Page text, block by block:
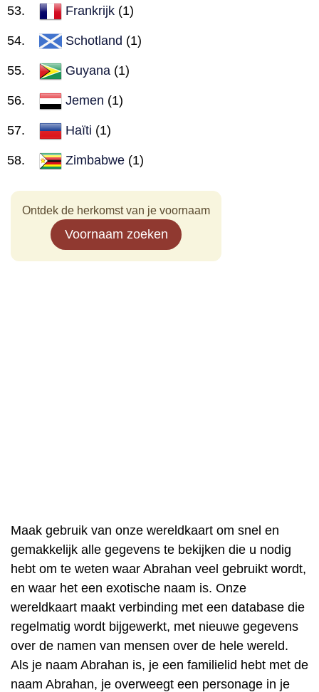
Frankrijk (1)
Schotland (1)
Guyana (1)
Jemen (1)
Haïti (1)
Zimbabwe (1)
Ontdek de herkomst van je voornaam
Voornaam zoeken
Maak gebruik van onze wereldkaart om snel en
gemakkelijk alle gegevens te bekijken die u nodig
hebt om te weten waar Abrahan veel gebruikt wordt,
en waar het een exotische naam is. Onze
wereldkaart maakt verbinding met een database die
regelmatig wordt bijgewerkt, met nieuwe gegevens
over de namen van mensen over de hele wereld.
Als je naam Abrahan is, je een familielid hebt met de
naam Abrahan, je overweegt een personage in je